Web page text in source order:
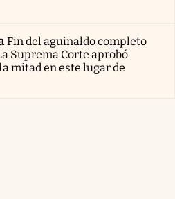
Fin del aguinaldo completo
Suprema Corte aprobó
mitad en este lugar de